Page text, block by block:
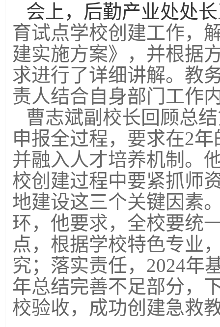
会上，后勤产业处处长
育试点学校创建工作，
建实施方案》，并根据
求进行了详细讲解。教
责人结合自身部门工作
曹志斌副校长回顾总
申报全过程，要求在2
并融入人才培养机制。
校创建过程中要紧抓师
地建设这三个关键因素
环，他要求，全校要统
点，根据学校特色专业
究；落实责任，2024年
年总结完善不足部分，
校验收，成功创建急救